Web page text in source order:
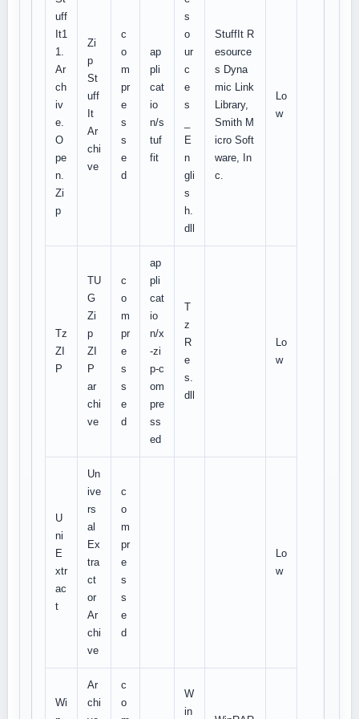
uff
It1
1.
Ar
ch
iv
e.
O
pe
n.
Zi
p
Zi
p
St
uff
It
Ar
chi
ve
c
o
m
pr
e
s
s
e
d
ap
pli
cat
io
n/s
tuf
fit
s
o
ur
c
e
s
E
n
gli
s
h.
dll
StuffIt R
esource
s Dyna
mic Link
Library,
Smith M
icro Soft
ware, In
c.
Lo
w
Tz
ZI
P
TU
G
Zi
p
ZI
P
ar
chi
ve
c
o
m
pr
e
s
s
e
d
ap
pli
cat
io
n/x
-zi
p-c
om
pre
ss
ed
T
z
R
e
s.
dll
Lo
w
U
ni
E
xtr
ac
t
Un
ive
rs
al
Ex
tra
ct
or
Ar
chi
ve
c
o
m
pr
e
s
s
e
d
Lo
w
Wi
Ar
chi
c
o
W
in